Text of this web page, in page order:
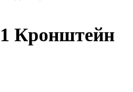
Кронштейн